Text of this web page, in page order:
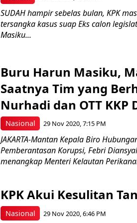
SUDAH hampir sebelas bulan, KPK
tersangka kasus suap Eks calon
Masiku...
Nasional
Buru Harun Masiku,
Saatnya Tim yang
Nurhadi dan OTT KKP
29 Nov 2020, 7:15 PM
JAKARTA-Mantan Kepala Biro
Pemberantasan Korupsi, Febri
menangkap Menteri Kelautan
Nasional
KPK Akui Kesulitan
29 Nov 2020, 6:46 PM